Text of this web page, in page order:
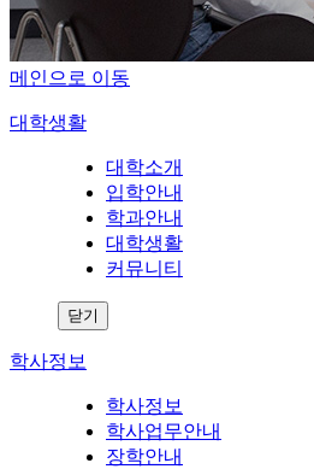
메인으로 이동
대학생활
대학소개
입학안내
학과안내
대학생활
커뮤니티
닫기
학사정보
학사정보
학사업무안내
장학안내